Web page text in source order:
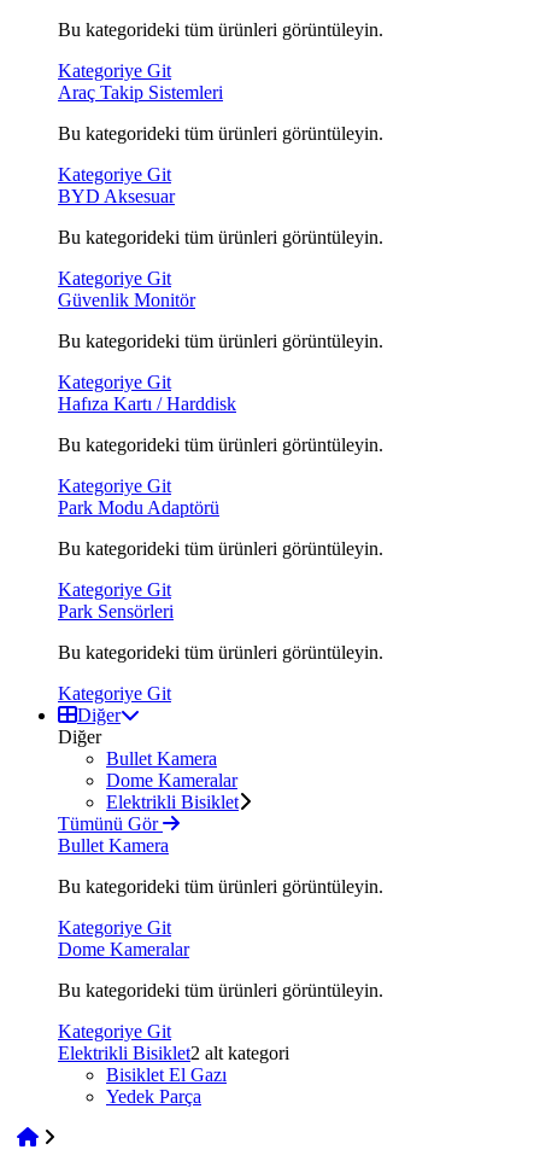
Bu kategorideki tüm ürünleri görüntüleyin.
Kategoriye Git
Araç Takip Sistemleri
Bu kategorideki tüm ürünleri görüntüleyin.
Kategoriye Git
BYD Aksesuar
Bu kategorideki tüm ürünleri görüntüleyin.
Kategoriye Git
Güvenlik Monitör
Bu kategorideki tüm ürünleri görüntüleyin.
Kategoriye Git
Hafıza Kartı / Harddisk
Bu kategorideki tüm ürünleri görüntüleyin.
Kategoriye Git
Park Modu Adaptörü
Bu kategorideki tüm ürünleri görüntüleyin.
Kategoriye Git
Park Sensörleri
Bu kategorideki tüm ürünleri görüntüleyin.
Kategoriye Git
Diğer
Diğer
Bullet Kamera
Dome Kameralar
Elektrikli Bisiklet
Tümünü Gör
Bullet Kamera
Bu kategorideki tüm ürünleri görüntüleyin.
Kategoriye Git
Dome Kameralar
Bu kategorideki tüm ürünleri görüntüleyin.
Kategoriye Git
Elektrikli Bisiklet2 alt kategori
Bisiklet El Gazı
Yedek Parça